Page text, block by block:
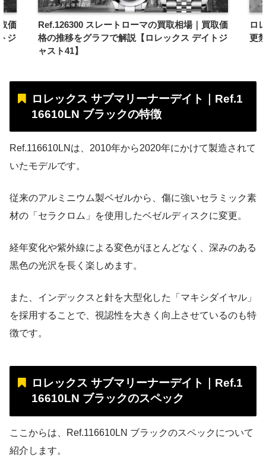
価
ジ
Ref.126300 スレートローマの買取相場｜買取価
格の推移をグラフで解説【ロレックス デイトジ
ャスト41】
ロ
更
ロレックス サブマリーナーデイト｜Ref.1
16610LN ブラックの特徴
Ref.116610LNは、2010年から2020年にかけて製造されて
いたモデルです。
従来のアルミニウム製ベゼルから、傷に強いセラミック素
材の「セラクロム」を使用したベゼルディスクに変更。
経年変化や紫外線による変色がほとんどなく、深みのある
黒色の光沢を長く楽しめます。
また、インデックスと針を大型化した「マキシダイヤル」
を採用することで、視認性を大きく向上させているのも特
徴です。
ロレックス サブマリーナーデイト｜Ref.1
16610LN ブラックのスペック
ここからは、Ref.116610LN ブラックのスペックについて
紹介します。